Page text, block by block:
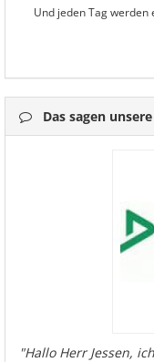
Und jeden Tag werden
Das sagen
"Hallo Herr Jessen,